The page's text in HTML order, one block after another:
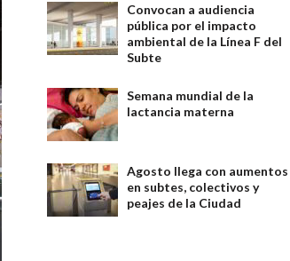
Convocan a audiencia
pública por el impacto
ambiental de la Línea F del
Subte
Semana mundial de la
lactancia materna
Agosto llega con aumentos
en subtes, colectivos y
peajes de la Ciudad